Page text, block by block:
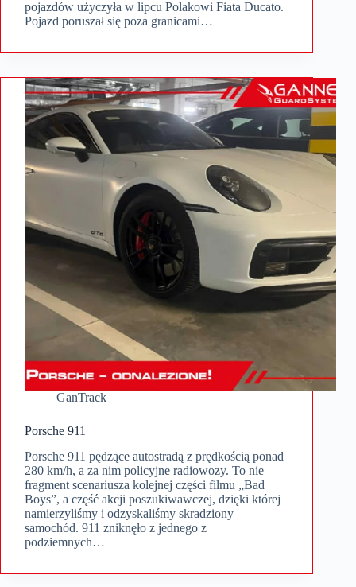
pojazdów użyczyła w lipcu Polakowi Fiata Ducato.
Pojazd poruszał się poza granicami…
GanTrack
Porsche 911
Porsche 911 pędzące autostradą z prędkością ponad
280 km/h, a za nim policyjne radiowozy. To nie
fragment scenariusza kolejnej części filmu „Bad
Boys”, a część akcji poszukiwawczej, dzięki której
namierzyliśmy i odzyskaliśmy skradziony
samochód. 911 zniknęło z jednego z
podziemnych…